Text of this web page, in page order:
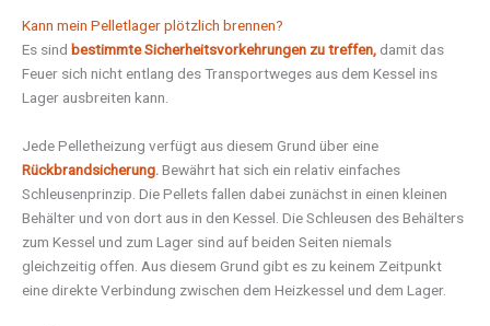
Kann mein Pelletlager plötzlich brennen?
Es sind bestimmte Sicherheitsvorkehrungen zu treffen, damit das
Feuer sich nicht entlang des Transportweges aus dem Kessel ins
Lager ausbreiten kann.
Jede Pelletheizung verfügt aus diesem Grund über eine
Rückbrandsicherung. Bewährt hat sich ein relativ einfaches
Schleusenprinzip. Die Pellets fallen dabei zunächst in einen kleinen
Behälter und von dort aus in den Kessel. Die Schleusen des Behälters
zum Kessel und zum Lager sind auf beiden Seiten niemals
gleichzeitig offen. Aus diesem Grund gibt es zu keinem Zeitpunkt
eine direkte Verbindung zwischen dem Heizkessel und dem Lager.